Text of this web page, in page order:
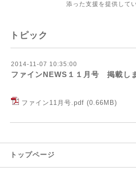
添った支援を提供して
トピック
2014-11-07 10:35:00
ファインNEWS１１月号 掲載し
ファイン11月号.pdf (0.66MB)
トップページ